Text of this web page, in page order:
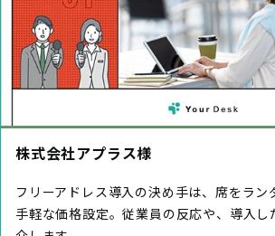
株式会社アプラス様
フリーアドレス導入の決め手は、席をラン
手軽な価格設定。従業員の反応や、導入